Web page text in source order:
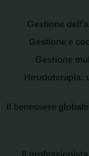
Gestione
Gestione e
Gestione
Hirudoterapia:
Il benessere
Il